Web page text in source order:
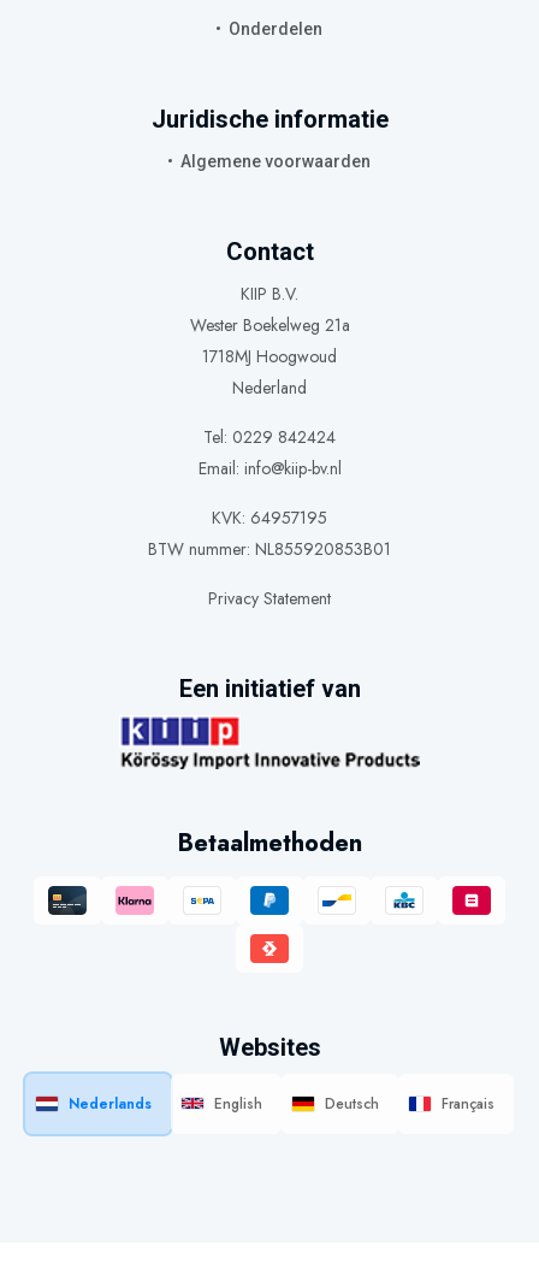
Onderdelen
Juridische informatie
Algemene voorwaarden
Contact
KIIP B.V.
Wester Boekelweg 21a
1718MJ Hoogwoud
Nederland
Tel: 0229 842424
Email: info@kiip-bv.nl
KVK: 64957195
BTW nummer: NL855920853B01
Privacy Statement
Een initiatief van
Betaalmethoden
Websites
Nederlands English Deutsch Français